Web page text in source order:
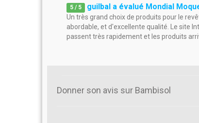
5 / 5 guilbal a évalué Mondial
Un très grand choix de produits pour le
abordable, et d'excellente qualité. Le site
passent très rapidement et les produits
Donner son avis sur Bambisol